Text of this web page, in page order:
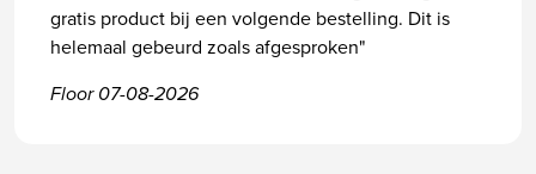
gratis product bij een volgende bestelling. Dit is
helemaal gebeurd zoals afgesproken"
Floor 07-08-2026